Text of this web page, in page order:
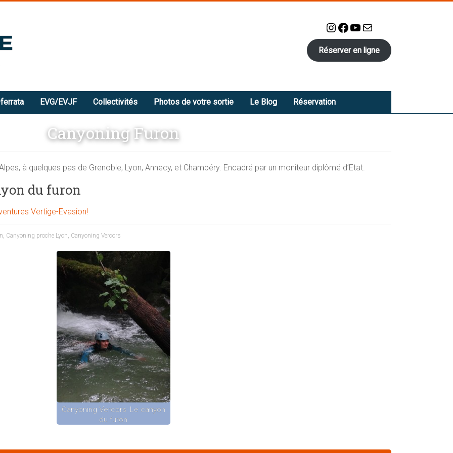
Instagram
Facebook
YouTube
E-mail
Réserver en ligne
EVG/EVJF Collectivités Photos de votre sortie Le Blog Réservation
Canyoning Furon
à quelques pas de Grenoble, Lyon, Annecy, et Chambéry. Encadré par un moniteur diplômé d’Etat.
du furon
Vertige-Evasion!
, Canyoning proche Lyon, Canyoning Vercors
Canyoning Vercors: Le canyon
du furon